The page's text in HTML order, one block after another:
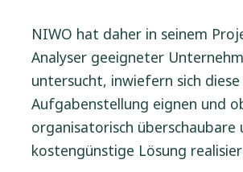
NIWO hat daher in seinem
Analyser geeigneter
untersucht, inwiefern sich
Aufgabenstellung eignen und
organisatorisch überschaubare
kostengünstige Lösung